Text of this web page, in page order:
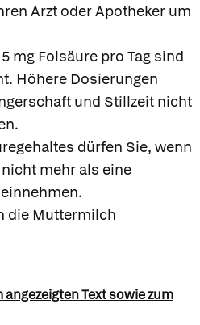
Arzt oder Apotheker um
mg Folsäure pro Tag sind
Höhere Dosierungen
und Stillzeit nicht
dürfen Sie, wenn
mehr als eine
die Muttermilch
Text sowie zum